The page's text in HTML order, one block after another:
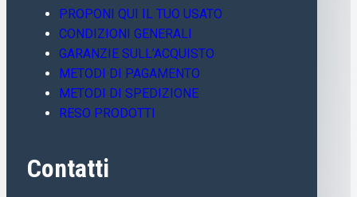
PROPONI QUI IL TUO USATO
CONDIZIONI GENERALI
GARANZIE SULL’ACQUISTO
METODI DI PAGAMENTO
METODI DI SPEDIZIONE
RESO PRODOTTI
Contatti